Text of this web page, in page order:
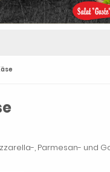
, Parmesan- und